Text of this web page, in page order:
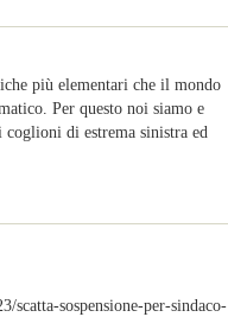
più elementari che il mondo
Per questo noi siamo e
coglioni di estrema sinistra ed
sospensione-per-sindaco-